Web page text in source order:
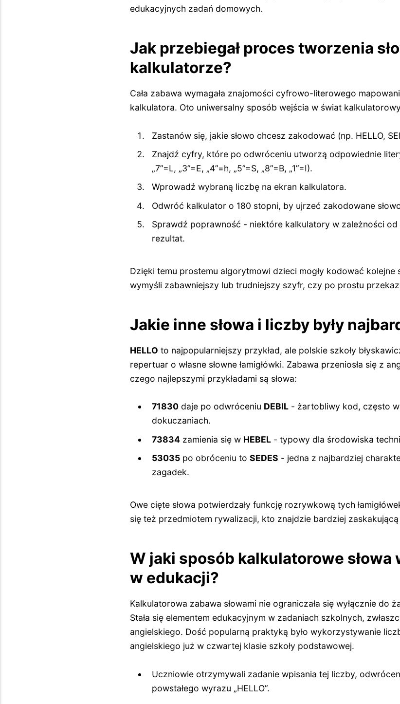
edukacyjnych zadań domowych.
Jak przebiegał proces tworzenia
kalkulatorze?
Cała zabawa wymagała znajomości cyfrowo-literowego
kalkulatora. Oto uniwersalny sposób wejścia w świat
Zastanów się, jakie słowo chcesz zakodować (np. HELLO,
Znajdź cyfry, które po odwróceniu utworzą odpowiednie
„7”=L, „3”=E, „4”=h, „5”=S, „8”=B, „1”=I).
Wprowadź wybraną liczbę na ekran kalkulatora.
Odwróć kalkulator o 180 stopni, by ujrzeć zakodowane
Sprawdź poprawność - niektóre kalkulatory w zależności
rezultat.
Dzięki temu prostemu algorytmowi dzieci mogły kodować kolejne
wymyśli zabawniejszy lub trudniejszy szyfr, czy po prostu
Jakie inne słowa i liczby były
HELLO to najpopularniejszy przykład, ale polskie szkoły
repertuar o własne słowne łamigłówki. Zabawa przeniosła się z
czego najlepszymi przykładami są słowa:
71830daje po odwróceniu DEBIL- żartobliwy kod, często
dokuczaniach.
73834zamienia się w HEBEL- typowy dla środowiska
53035po obróceniu to SEDES - jedna z najbardziej
zagadek.
Owe cięte słowa potwierdzały funkcję rozrywkową tych
się też przedmiotem rywalizacji, kto znajdzie bardziej
W jaki sposób kalkulatorowe
w edukacji?
Kalkulatorowa zabawa słowami nie ograniczała się wyłącznie do
Stała się elementem edukacyjnym w zadaniach szkolnych,
angielskiego. Dość popularną praktyką było wykorzystywanie
angielskiego już w czwartej klasie szkoły podstawowej.
Uczniowie otrzymywali zadanie wpisania tej liczby,
powstałego wyrazu „HELLO”.